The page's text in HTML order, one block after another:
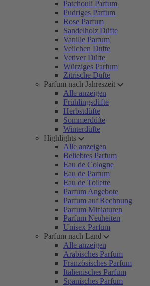
Patchouli Parfum
Pudriges Parfum
Rose Parfum
Sandelholz Düfte
Vanille Parfum
Veilchen Düfte
Vetiver Düfte
Würziges Parfum
Zitrische Düfte
Parfum nach Jahreszeit
Alle anzeigen
Frühlingsdüfte
Herbstdüfte
Sommerdüfte
Winterdüfte
Highlights
Alle anzeigen
Beliebtes Parfum
Eau de Cologne
Eau de Parfum
Eau de Toilette
Parfum Angebote
Parfum auf Rechnung
Parfum Miniaturen
Parfum Neuheiten
Unisex Parfum
Parfum nach Land
Alle anzeigen
Arabisches Parfum
Französisches Parfum
Italienisches Parfum
Spanisches Parfum